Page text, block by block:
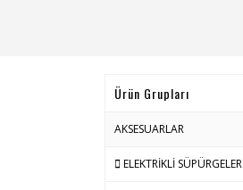
Ürün Grupları
AKSESUARLAR
ELEKTRİKLİ SÜPÜRGELER